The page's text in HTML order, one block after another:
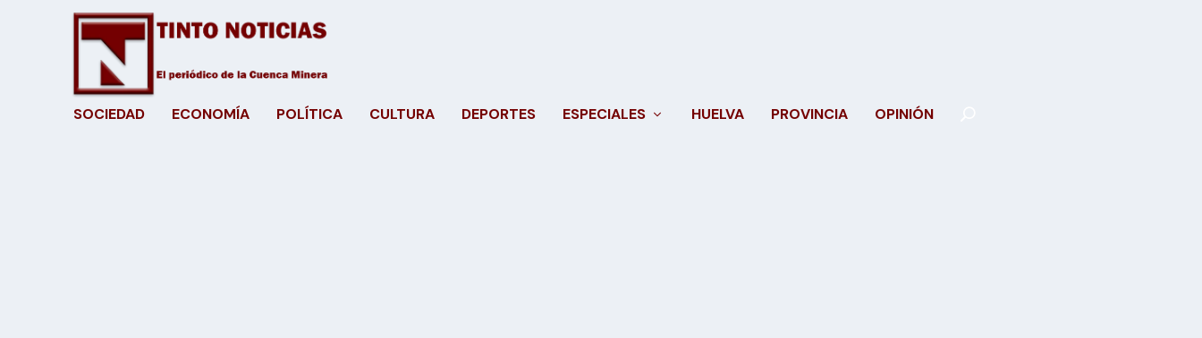
SOCIEDAD ECONOMÍA POLÍTICA CULTURA DEPORTES ESPECIALES HUELVA PROVINCIA OPINIÓN